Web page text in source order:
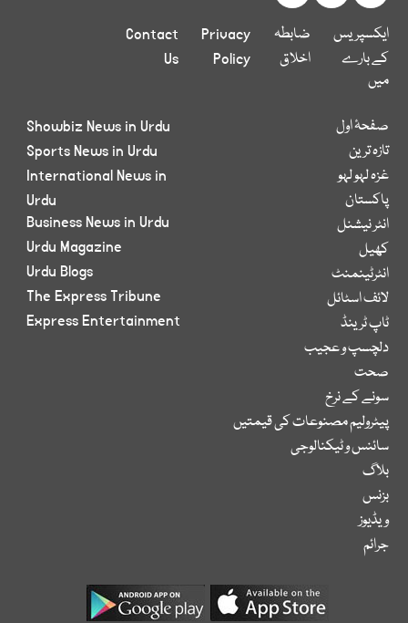
ایکسپریس
کے بارے
میں
ضابطہ
اخلاق
Privacy
Policy
Contact
Us
صفحۂ اول
تازہ ترین
غزہ لہو لہو
پاکستان
انٹر نیشنل
کھیل
انٹرٹینمنٹ
لائف اسٹائل
ٹاپ ٹرینڈ
دلچسپ و عجیب
صحت
سونے کے نرخ
پیٹرولیم مصنوعات کی قیمتیں
سائنس و ٹیکنالوجی
بلاگ
بزنس
ویڈیوز
جرائم
Showbiz News in Urdu
Sports News in Urdu
International News in
Urdu
Business News in Urdu
Urdu Magazine
Urdu Blogs
The Express Tribune
Express Entertainment